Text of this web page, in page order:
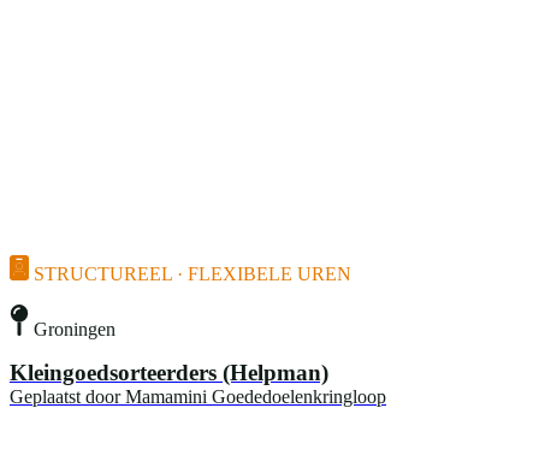
STRUCTUREEL · FLEXIBELE UREN
Groningen
Kleingoedsorteerders (Helpman)
Geplaatst door Mamamini Goededoelenkringloop